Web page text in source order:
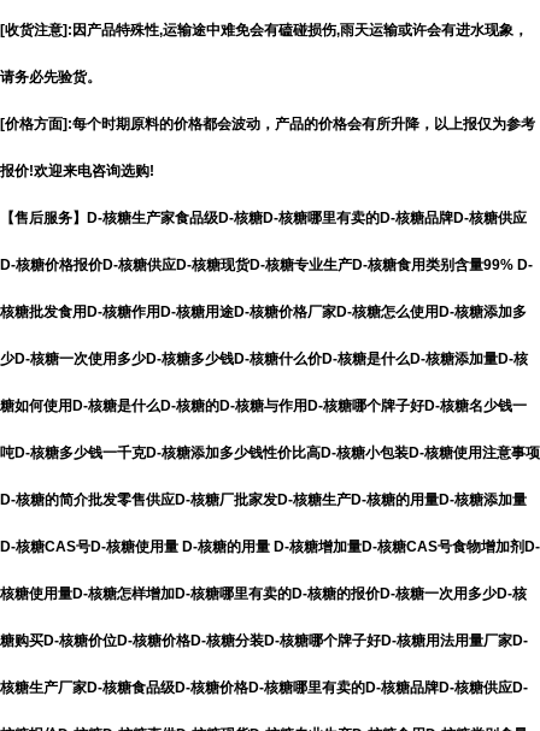
[收货注意]:因产品特殊性,运输途中难免会有磕碰损伤,雨天运输或许会有进水现象，
请务必先验货。
[价格方面]:每个时期原料的价格都会波动，产品的价格会有所升降，以上报仅为参考
报价!欢迎来电咨询选购!
【售后服务】D-核糖生产家食品级D-核糖D-核糖哪里有卖的D-核糖品牌D-核糖供应
D-核糖价格报价D-核糖供应D-核糖现货D-核糖专业生产D-核糖食用类别含量99% D-
核糖批发食用D-核糖作用D-核糖用途D-核糖价格厂家D-核糖怎么使用D-核糖添加多
少D-核糖一次使用多少D-核糖多少钱D-核糖什么价D-核糖是什么D-核糖添加量D-核
糖如何使用D-核糖是什么D-核糖的D-核糖与作用D-核糖哪个牌子好D-核糖名少钱一
吨D-核糖多少钱一千克D-核糖添加多少钱性价比高D-核糖小包装D-核糖使用注意事项
D-核糖的简介批发零售供应D-核糖厂批家发D-核糖生产D-核糖的用量D-核糖添加量
D-核糖CAS号D-核糖使用量 D-核糖的用量 D-核糖增加量D-核糖CAS号食物增加剂D-
核糖使用量D-核糖怎样增加D-核糖哪里有卖的D-核糖的报价D-核糖一次用多少D-核
糖购买D-核糖价位D-核糖价格D-核糖分装D-核糖哪个牌子好D-核糖用法用量厂家D-
核糖生产厂家D-核糖食品级D-核糖价格D-核糖哪里有卖的D-核糖品牌D-核糖供应D-